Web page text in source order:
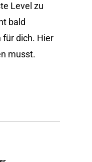
Level zu
bald
dich. Hier
musst.